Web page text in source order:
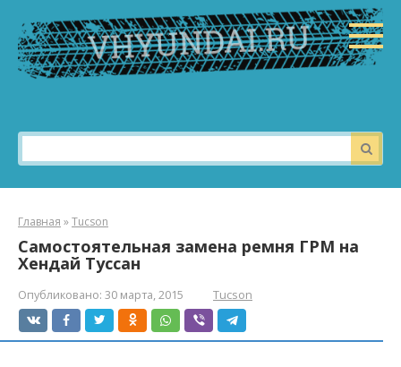
контенту
Поиск:
Главная »Tucson
Самостоятельная замена ремня ГРМ на
Хендай Туссан
Опубликовано: 30 марта, 2015 Tucson